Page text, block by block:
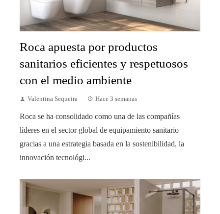
Roca apuesta por productos
sanitarios eficientes y respetuosos
con el medio ambiente
Valentina Sequeira Hace 3 semanas
Roca se ha consolidado como una de las compañías
líderes en el sector global de equipamiento sanitario
gracias a una estrategia basada en la sostenibilidad, la
innovación tecnológi...